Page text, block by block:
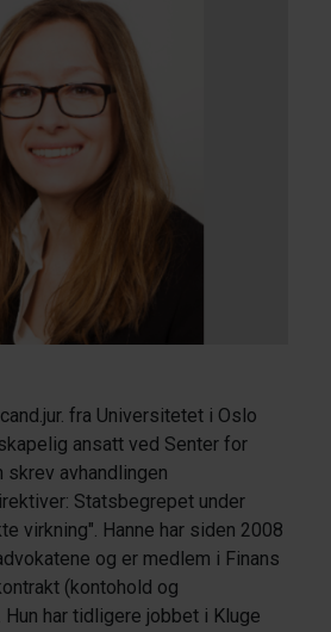
fra Universitetet i Oslo
ansatt ved Senter for
skrev avhandlingen
Statsbegrepet under
virkning". Hanne har siden 2008
og er medlem i Finans
(kontohold og
har tidligere jobbet i Kluge